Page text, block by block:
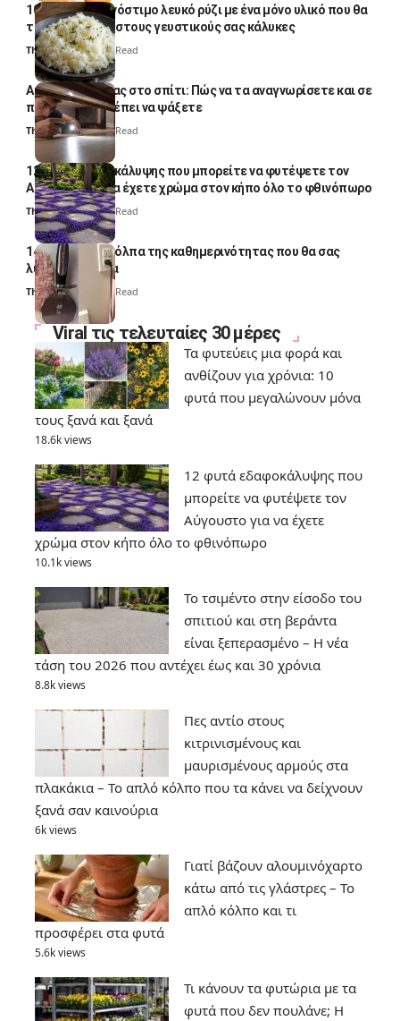
10 φορές ποιο νόστιμο λευκό ρύζι με ένα μόνο υλικό που θα
το απογειώσει στους γευστικούς σας κάλυκες
Thali Ombre4 Min Read
Αυγά κατσαρίδας στο σπίτι: Πώς να τα αναγνωρίσετε και σε
ποια σημεία πρέπει να ψάξετε
Thali Ombre4 Min Read
12 φυτά εδαφοκάλυψης που μπορείτε να φυτέψετε τον
Αύγουστο για να έχετε χρώμα στον κήπο όλο το φθινόπωρο
Thali Ombre7 Min Read
14 πανέξυπνα κόλπα της καθημερινότητας που θα σας
λύσουν τα χέρια
Thali Ombre 6 Min Read
Viral τις τελευταίες 30 μέρες
Τα φυτεύεις μια φορά και
ανθίζουν για χρόνια: 10
φυτά που μεγαλώνουν μόνα
τους ξανά και ξανά
18.6k views
12 φυτά εδαφοκάλυψης που
μπορείτε να φυτέψετε τον
Αύγουστο για να έχετε
χρώμα στον κήπο όλο το φθινόπωρο
10.1k views
Το τσιμέντο στην είσοδο του
σπιτιού και στη βεράντα
είναι ξεπερασμένο – Η νέα
τάση του 2026 που αντέχει έως και 30 χρόνια
8.8k views
Πες αντίο στους
κιτρινισμένους και
μαυρισμένους αρμούς στα
πλακάκια – Το απλό κόλπο που τα κάνει να δείχνουν
ξανά σαν καινούρια
6k views
Γιατί βάζουν αλουμινόχαρτο
κάτω από τις γλάστρες – Το
απλό κόλπο και τι
προσφέρει στα φυτά
5.6k views
Τι κάνουν τα φυτώρια με τα
φυτά που δεν πουλάνε; Η